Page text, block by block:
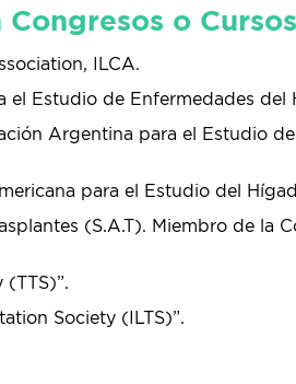
o Cursos
ILCA.
Estudio de Enfermedades del
Argentina para el Estudio
para el Estudio del
(S.A.T). Miembro de la
(TTS)”.
Society (ILTS)”.